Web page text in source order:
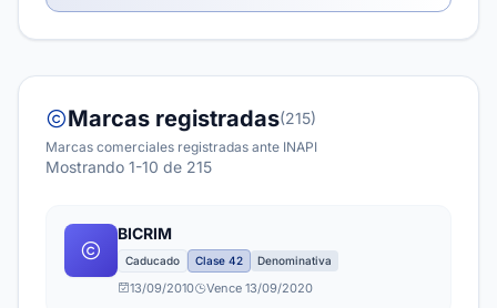
Marcas registradas(215)
Marcas comerciales registradas ante INAPI
Mostrando 1-10 de 215
BICRIM
Caducado Clase 42 Denominativa
13/09/2010 Vence 13/09/2020